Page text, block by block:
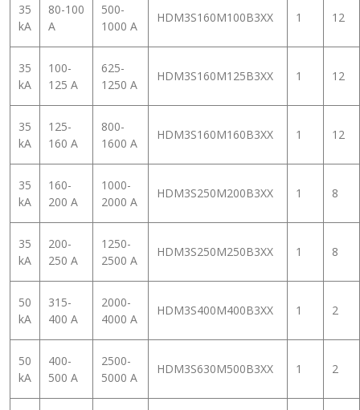
35
kA
80-100
A
500-
1000 A
HDM3S160M100B3XX 1 12
35
kA
100-
125 A
625-
1250 A
HDM3S160M125B3XX 1 12
35
kA
125-
160 A
800-
1600 A
HDM3S160M160B3XX 1 12
35
kA
160-
200 A
1000-
2000 A
HDM3S250M200B3XX 1 8
35
kA
200-
250 A
1250-
2500 A
HDM3S250M250B3XX 1 8
50
kA
315-
400 A
2000-
4000 A
HDM3S400M400B3XX 1 2
50
kA
400-
500 A
2500-
5000 A
HDM3S630M500B3XX 1 2